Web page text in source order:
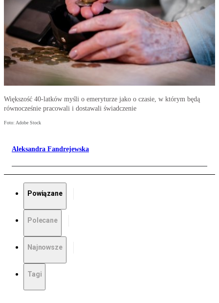
Większość 40-latków myśli o emeryturze jako o czasie, w którym będą
równocześnie pracowali i dostawali świadczenie
Foto: Adobe Stock
Aleksandra Fandrejewska
Powiązane
Polecane
Najnowsze
Tagi